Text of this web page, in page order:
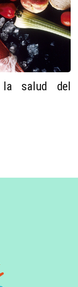
la salud del